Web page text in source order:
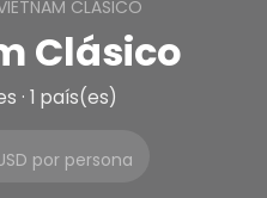
CLÁSICO
Clásico
· 1 país(es)
por persona